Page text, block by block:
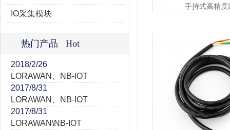
IO采集模块
热门产品 Hot
2018/2/26
LORAWAN、NB-IOT
2017/8/31
LORAWAN、NB-IOT
2017/8/31
LORAWAN\NB-IOT
手持式高精度